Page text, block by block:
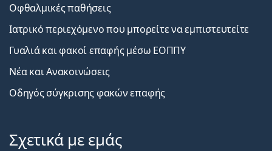
Οφθαλμικές παθήσεις
Ιατρικό περιεχόμενο που μπορείτε να εμπιστευτείτε
Γυαλιά και φακοί επαφής μέσω ΕΟΠΠΥ
Νέα και Ανακοινώσεις
Οδηγός σύγκρισης φακών επαφής
Σχετικά με εμάς